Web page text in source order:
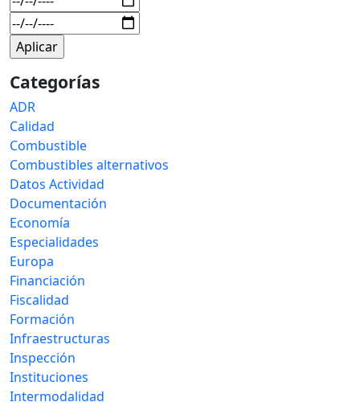
Categorías
ADR
Calidad
Combustible
Combustibles alternativos
Datos Actividad
Documentación
Economía
Especialidades
Europa
Financiación
Fiscalidad
Formación
Infraestructuras
Inspección
Instituciones
Intermodalidad